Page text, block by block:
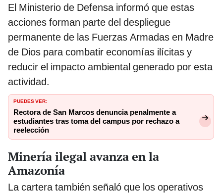
El Ministerio de Defensa informó que estas
acciones forman parte del despliegue
permanente de las Fuerzas Armadas en Madre
de Dios para combatir economías ilícitas y
reducir el impacto ambiental generado por esta
actividad.
PUEDES VER:
Rectora de San Marcos denuncia penalmente a
estudiantes tras toma del campus por rechazo a
reelección
Minería ilegal avanza en la
Amazonía
La cartera también señaló que los operativos